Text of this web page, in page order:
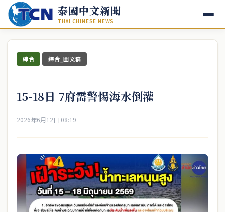
泰國中文新聞
THAI CHINESE NEWS
綜合 綜合_圖文稿
15-18日 7府需警惕海水倒灌
2026年6月12日 08:19